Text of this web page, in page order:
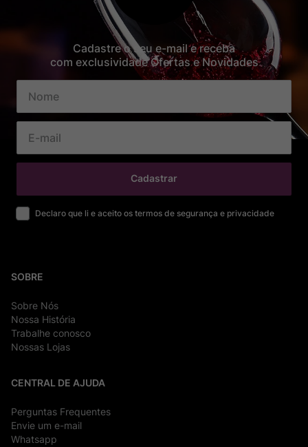
Cadastre o seu e-mail e receba
com exclusividade Ofertas e Novidades
Cadastrar
Declaro que li e aceito os termos de segurança e privacidade
SOBRE
Sobre Nós
Nossa História
Trabalhe conosco
Nossas Lojas
CENTRAL DE AJUDA
Perguntas Frequentes
Envie um e-mail
Whatsapp